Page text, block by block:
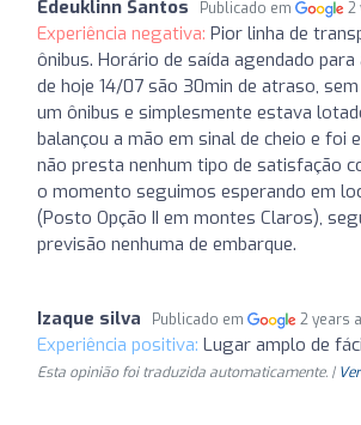
Edeuklinn Santos Publicado em 2
Experiência negativa: Pior linha de
ônibus. Horário de saída agendado
de hoje 14/07 são 30min de atraso,
um ônibus e simplesmente estava
balançou a mão em sinal de cheio e foi
não presta nenhum tipo de satisfação
o momento seguimos esperando em
(Posto Opção II em montes Claros),
previsão nenhuma de embarque.
Izaque silva Publicado em 2 years
Experiência positiva: Lugar amplo de
Esta opinião foi traduzida automaticamente. |